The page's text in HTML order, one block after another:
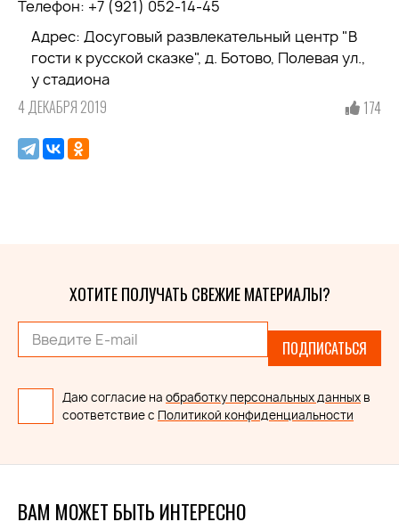
Телефон: +7 (921) 052-14-45
Адрес: Досуговый развлекательный центр "В
гости к русской сказке", д. Ботово, Полевая ул.,
у стадиона
4 ДЕКАБРЯ 2019 174
ХОТИТЕ ПОЛУЧАТЬ СВЕЖИЕ МАТЕРИАЛЫ?
ПОДПИСАТЬСЯ
Даю согласие на обработку персональных данных в
соответствие с Политикой конфиденциальности
ВАМ МОЖЕТ БЫТЬ ИНТЕРЕСНО